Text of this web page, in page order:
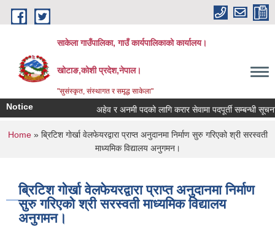
Skip to main content
साकेला गाउँपालिका, गाउँ कार्यपालिकाको कार्यालय।
खोटाङ,कोशी प्रदेश,नेपाल।
"सुसंस्कृत, संस्थागत र समृद्ध साकेला"
Notice अहेव र अनमी पदको लागि करार सेवामा पदपूर्ती सम्बन्धी सूचना
You are here
Home» ब्रिटिश गाेर्खा वेलफेयरद्वारा प्राप्त अनुदानमा निर्माण सुरु गरिएको श्री सरस्वती
माध्यमिक विद्यालय अनुगमन।
ब्रिटिश गाेर्खा वेलफेयरद्वारा प्राप्त अनुदानमा निर्माण
सुरु गरिएको श्री सरस्वती माध्यमिक विद्यालय
अनुगमन।